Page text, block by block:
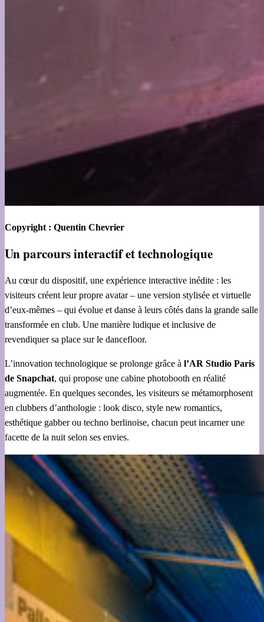
Copyright : Quentin Chevrier
Un parcours interactif et technologique
Au cœur du dispositif, une expérience interactive inédite : les
visiteurs créent leur propre avatar – une version stylisée et virtuelle
d’eux-mêmes – qui évolue et danse à leurs côtés dans la grande salle
transformée en club. Une manière ludique et inclusive de
revendiquer sa place sur le dancefloor.
L’innovation technologique se prolonge grâce à l’AR Studio Paris
de Snapchat, qui propose une cabine photobooth en réalité
augmentée. En quelques secondes, les visiteurs se métamorphosent
en clubbers d’anthologie : look disco, style new romantics,
esthétique gabber ou techno berlinoise, chacun peut incarner une
facette de la nuit selon ses envies.